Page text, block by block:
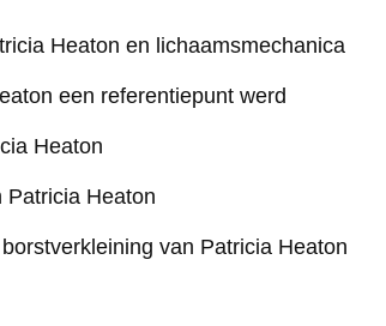
Heaton en lichaamsmechanica
een referentiepunt werd
Heaton
Patricia Heaton
van Patricia Heaton